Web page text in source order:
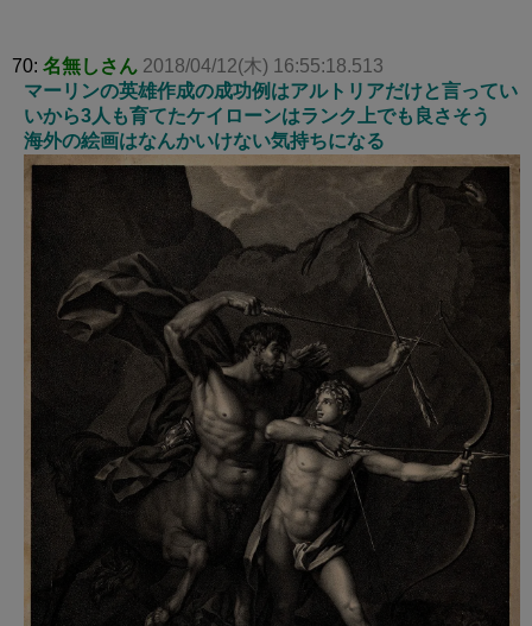
70: 名無しさん 2018/04/12(木) 16:55:18.513
マーリンの英雄作成の成功例はアルトリアだけと言ってい
いから3人も育てたケイローンはランク上でも良さそう
海外の絵画はなんかいけない気持ちになる